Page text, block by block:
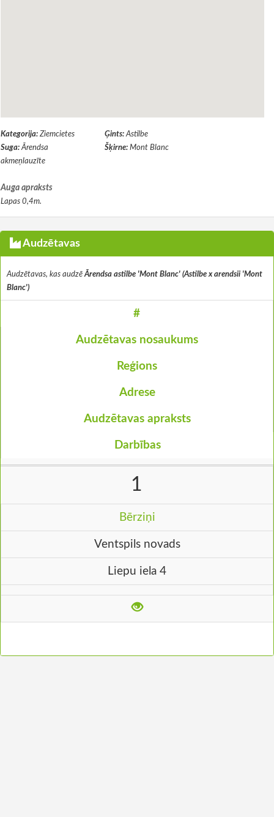
Kategorija: Ziemcietes Ģints: Astilbe
Suga: Ārendsa
akmeņlauzīte
Šķirne: Mont Blanc
Auga apraksts
Lapas 0,4m.
Audzētavas
Audzētavas, kas audzē Ārendsa astilbe 'Mont Blanc' (Astilbe x arendsii 'Mont
Blanc')
#
Audzētavas nosaukums
Reģions
Adrese
Audzētavas apraksts
Darbības
1
Bērziņi
Ventspils novads
Liepu iela 4